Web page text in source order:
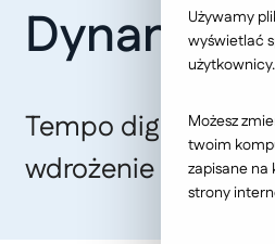
Tempo digitalizacji
wdrożenie
Używamy
wyświetlać
użytkownicy.
Możesz
twoim
zapisane na
strony